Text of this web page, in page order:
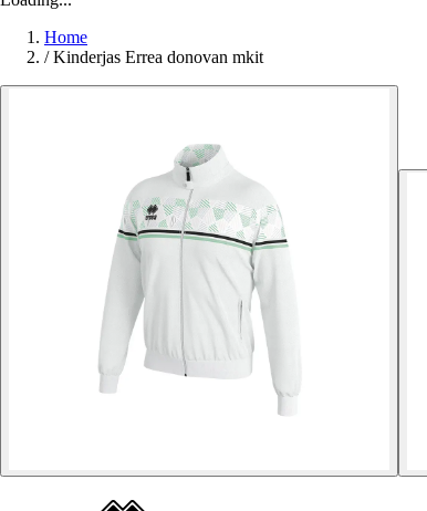
Home
/ Kinderjas Errea donovan mkit